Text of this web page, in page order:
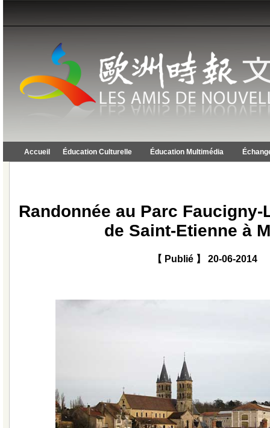
Accueil Éducation Culturelle Éducation Multimédia
Randonnée au Parc Faucigny-
de Saint-Etienne à
【 Publié 】 20-06-2014